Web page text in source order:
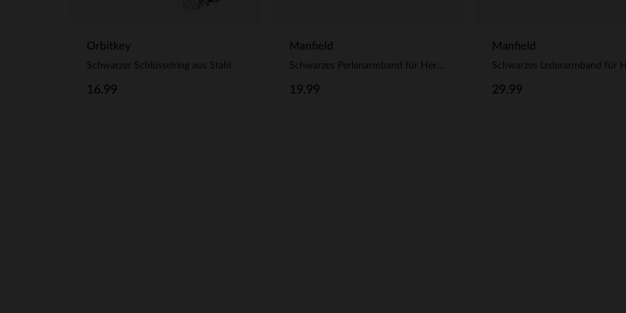
Orbitkey
Schwarzer Schlüsselring aus Stahl
16.99
Manfield
Schwarzes Perlenarmband für Herren
19.99
Manfield
29.99